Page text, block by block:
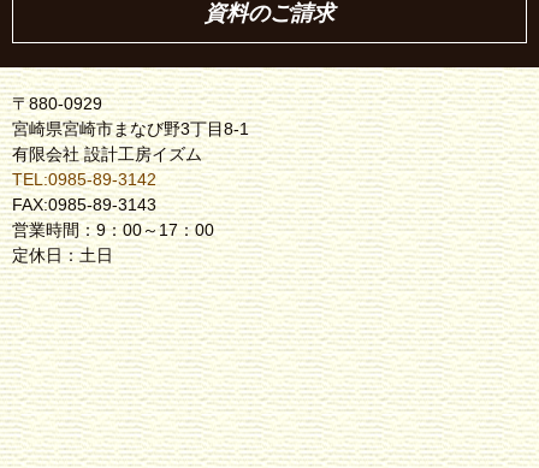
資料のご請求
〒880-0929
宮崎県宮崎市まなび野3丁目8-1
有限会社 設計工房イズム
TEL:0985-89-3142
FAX:0985-89-3143
営業時間：9：00～17：00
定休日：土日